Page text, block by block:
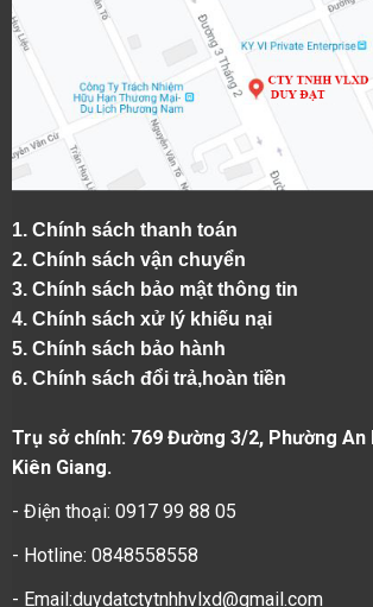
1. Chính sách thanh toán
2. Chính sách vận chuyển
3. Chính sách bảo mật thông tin
4. Chính sách xử lý khiếu nại
5. Chính sách bảo hành
6. Chính sách đổi trả,hoàn tiền
Trụ sở chính: 769 Đường 3/2, Phường An
Kiên Giang.
- Điện thoại: 0917 99 88 05
- Hotline: 0848558558
- Email:duydatctytnhhvlxd@gmail.com